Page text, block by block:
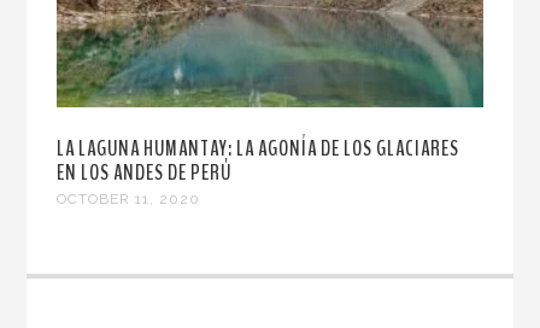
LA LAGUNA HUMANTAY: LA AGONÍA DE LOS GLACIARES
EN LOS ANDES DE PERÚ
OCTOBER 11, 2020